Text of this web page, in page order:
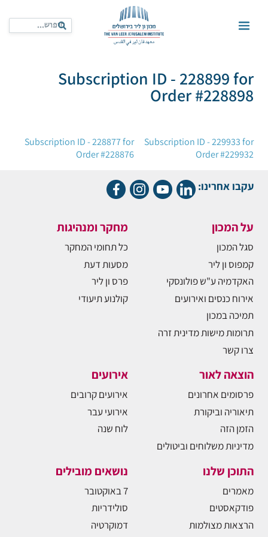
Subscription ID - 228899 for
Order #228898
ניווט
Subscription ID - 228877 for
Order #228876
Subscription ID - 229933 for
Order #229932
עקבו אחרינו:
על המכון
סגל המכון
קמפוס ון ליר
האקדמיה ע"ש פולונסקי
אירוח כנסים ואירועים
תמיכה במכון
תרומות מישות מדינית זרה
צרו קשר
מחקר ומנהיגות
כל תחומי המחקר
מסעות דעת
פרס ון ליר
קולנוע תיעודי
הוצאה לאור
פרסומים אחרונים
תיאוריה וביקורת
הזמן הזה
מדיניות משלוחים וביטולים
אירועים
אירועים קרובים
אירועי עבר
לוח שנה
התוכן שלנו
מאמרים
פודקאסטים
הרצאות מצולמות
נושאים מובילים
7 באוקטובר
סולידריות
דמוקרטיה